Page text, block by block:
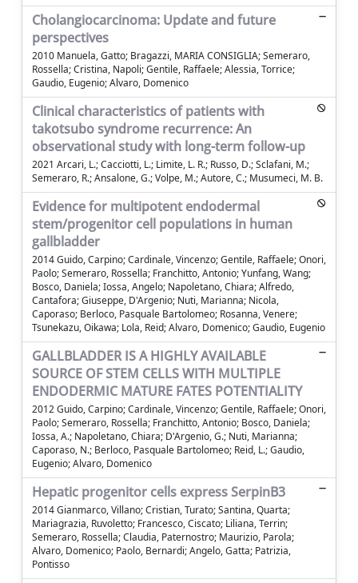
Cholangiocarcinoma: Update and future
perspectives
2010 Manuela, Gatto; Bragazzi, MARIA CONSIGLIA; Semeraro,
Rossella; Cristina, Napoli; Gentile, Raffaele; Alessia, Torrice;
Gaudio, Eugenio; Alvaro, Domenico
Clinical characteristics of patients with
takotsubo syndrome recurrence: An
observational study with long-term follow-up
2021 Arcari, L.; Cacciotti, L.; Limite, L. R.; Russo, D.; Sclafani, M.;
Semeraro, R.; Ansalone, G.; Volpe, M.; Autore, C.; Musumeci, M. B.
Evidence for multipotent endodermal
stem/progenitor cell populations in human
gallbladder
2014 Guido, Carpino; Cardinale, Vincenzo; Gentile, Raffaele; Onori,
Paolo; Semeraro, Rossella; Franchitto, Antonio; Yunfang, Wang;
Bosco, Daniela; Iossa, Angelo; Napoletano, Chiara; Alfredo,
Cantafora; Giuseppe, D'Argenio; Nuti, Marianna; Nicola,
Caporaso; Berloco, Pasquale Bartolomeo; Rosanna, Venere;
Tsunekazu, Oikawa; Lola, Reid; Alvaro, Domenico; Gaudio, Eugenio
GALLBLADDER IS A HIGHLY AVAILABLE
SOURCE OF STEM CELLS WITH MULTIPLE
ENDODERMIC MATURE FATES POTENTIALITY
2012 Guido, Carpino; Cardinale, Vincenzo; Gentile, Raffaele; Onori,
Paolo; Semeraro, Rossella; Franchitto, Antonio; Bosco, Daniela;
Iossa, A.; Napoletano, Chiara; D'Argenio, G.; Nuti, Marianna;
Caporaso, N.; Berloco, Pasquale Bartolomeo; Reid, L.; Gaudio,
Eugenio; Alvaro, Domenico
Hepatic progenitor cells express SerpinB3
2014 Gianmarco, Villano; Cristian, Turato; Santina, Quarta;
Mariagrazia, Ruvoletto; Francesco, Ciscato; Liliana, Terrin;
Semeraro, Rossella; Claudia, Paternostro; Maurizio, Parola;
Alvaro, Domenico; Paolo, Bernardi; Angelo, Gatta; Patrizia,
Pontisso